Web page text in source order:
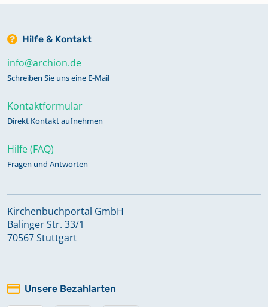
Hilfe & Kontakt
info@archion.de
Schreiben Sie uns eine E-Mail
Kontaktformular
Direkt Kontakt aufnehmen
Hilfe (FAQ)
Fragen und Antworten
Kirchenbuchportal GmbH
Balinger Str. 33/1
70567 Stuttgart
Unsere Bezahlarten